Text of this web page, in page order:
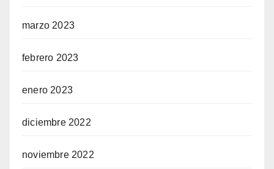
marzo 2023
febrero 2023
enero 2023
diciembre 2022
noviembre 2022